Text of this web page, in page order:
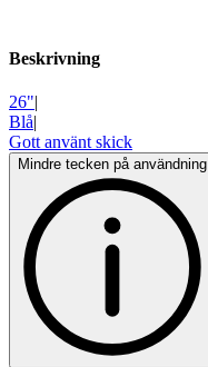
Beskrivning
26"|
Blå|
Gott använt skick
Mindre tecken på användning